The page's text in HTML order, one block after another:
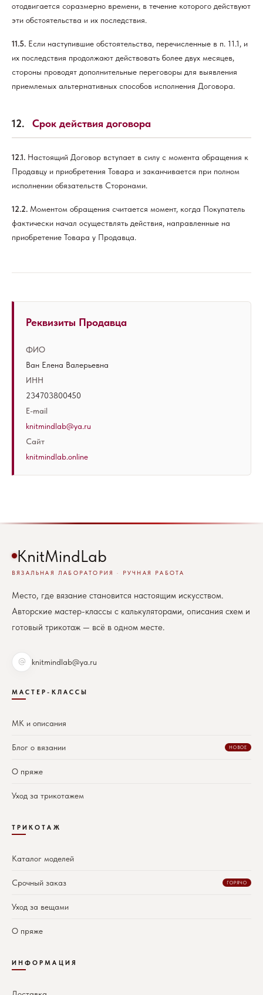
отодвигается соразмерно времени, в течение которого действуют
эти обстоятельства и их последствия.
11.5. Если наступившие обстоятельства, перечисленные в п. 11.1, и
их последствия продолжают действовать более двух месяцев,
стороны проводят дополнительные переговоры для выявления
приемлемых альтернативных способов исполнения Договора.
12. Срок действия договора
12.1. Настоящий Договор вступает в силу с момента обращения к
Продавцу и приобретения Товара и заканчивается при полном
исполнении обязательств Сторонами.
12.2. Моментом обращения считается момент, когда Покупатель
фактически начал осуществлять действия, направленные на
приобретение Товара у Продавца.
Реквизиты Продавца
ФИО
Ван Елена Валерьевна
ИНН
234703800450
E-mail
knitmindlab@ya.ru
Сайт
knitmindlab.online
KnitMindLab
ВЯЗАЛЬНАЯ ЛАБОРАТОРИЯ · РУЧНАЯ РАБОТА
Место, где вязание становится настоящим искусством.
Авторские мастер-классы с калькуляторами, описания схем и
готовый трикотаж — всё в одном месте.
knitmindlab@ya.ru
МАСТЕР-КЛАССЫ
МК и описания
Блог о вязании НОВОЕ
О пряже
Уход за трикотажем
ТРИКОТАЖ
Каталог моделей
Срочный заказ ГОРЯЧО
Уход за вещами
О пряже
ИНФОРМАЦИЯ